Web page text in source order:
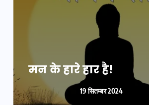
मन के हारे हार है!
19 सितम्बर 2024